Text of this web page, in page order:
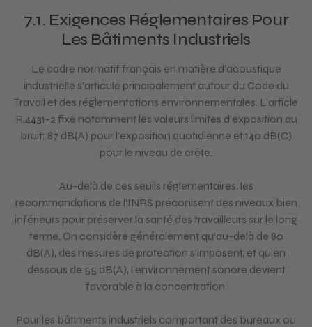
7.1. Exigences Réglementaires Pour
Les Bâtiments Industriels
Le cadre normatif français en matière d’acoustique
industrielle s’articule principalement autour du Code du
Travail et des réglementations environnementales. L’article
R.4431-2 fixe notamment les valeurs limites d’exposition au
bruit: 87 dB(A) pour l’exposition quotidienne et 140 dB(C)
pour le niveau de crête.
Au-delà de ces seuils réglementaires, les
recommandations de l’INRS préconisent des niveaux bien
inférieurs pour préserver la santé des travailleurs sur le long
terme. On considère généralement qu’au-delà de 80
dB(A), des mesures de protection s’imposent, et qu’en
dessous de 55 dB(A), l’environnement sonore devient
favorable à la concentration.
Pour les bâtiments industriels comportant des bureaux ou